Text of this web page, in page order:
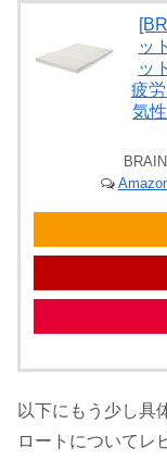
ッ
ッ
疲
気
以下にもう少し具
ロートについてレ